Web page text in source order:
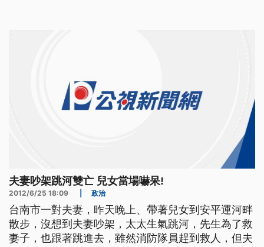
夫妻吵架跳河雙亡 兒女當場嚇呆!
2012/6/25 18:09 政治
台南市一對夫妻，昨天晚上、帶著兒女到安平運河畔
散步，沒想到夫妻吵架，太太生氣跳河，先生為了救
妻子，也跟著跳進去，雖然消防隊員趕到救人，但夫